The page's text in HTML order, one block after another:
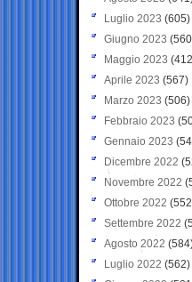
Luglio 2023 (605)
Giugno 2023
Maggio 2023
Aprile 2023 (567)
Marzo 2023 (506)
Febbraio 2023
Gennaio 2023
Dicembre 2022
Novembre 2022
Ottobre 2022
Settembre 2022
Agosto 2022
Luglio 2022 (562)